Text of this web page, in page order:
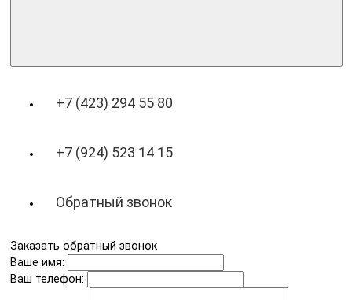
+7 (423) 294 55 80
+7 (924) 523 14 15
Обратный звонок
Заказать обратный звонок
Ваше имя:
Ваш телефон: